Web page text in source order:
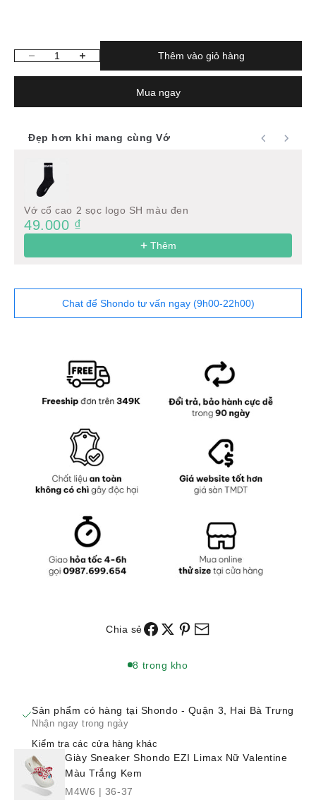
Giảm số lượngTăng số lượng Thêm vào giỏ hàng
Mua ngay
Đẹp hơn khi mang cùng Vớ
Vớ cổ cao 2 sọc logo SH màu đen
49.000 ₫
Thêm
Chat để Shondo tư vấn ngay (9h00-22h00)
Chia sẻ
8 trong kho
Sản phẩm có hàng tại Shondo - Quận 3, Hai Bà Trưng
Nhận ngay trong ngày
Kiểm tra các cửa hàng khác
Giày Sneaker Shondo EZI Limax Nữ Valentine
Màu Trắng Kem
M4W6 | 36-37